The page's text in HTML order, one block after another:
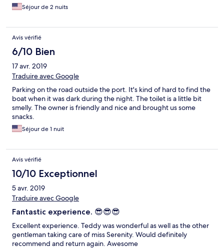
Séjour de 2 nuits
Avis vérifié
6/10 Bien
17 avr. 2019
Traduire avec Google
Parking on the road outside the port. It's kind of hard to find the
boat when it was dark during the night. The toilet is a little bit
smelly. The owner is friendly and nice and brought us some
snacks.
Séjour de 1 nuit
Avis vérifié
10/10 Exceptionnel
5 avr. 2019
Traduire avec Google
Fantastic experience. 😎😎😎
Excellent experience. Teddy was wonderful as well as the other
gentleman taking care of miss Serenity. Would definitely
recommend and return again. Awesome